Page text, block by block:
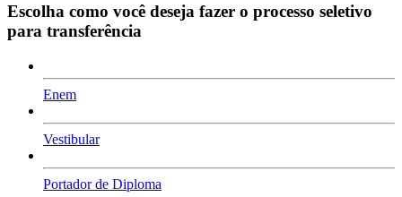
Escolha como você deseja fazer o processo seletivo
para transferência
Enem
Vestibular
Portador de Diploma